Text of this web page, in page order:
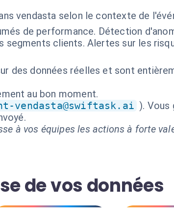
vendasta selon le contexte de
de performance. Détection
segments clients. Alertes sur les
des données réelles et sont
au bon moment.
vendasta@swiftask.ai ). Vous
à vos équipes les actions à forte
de vos données